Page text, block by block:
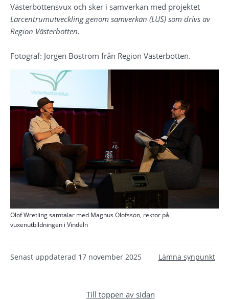
Lärcentrumutveckling genom samverkan (LUS) som drivs av
Region Västerbotten.
Fotograf: Jörgen Boström från Region Västerbotten.
Olof Wretling samtalar med Magnus Olofsson, rektor på
vuxenutbildningen i Vindeln
Senast uppdaterad 17 november 2025 Lämna synpunkt
Till toppen av sidan